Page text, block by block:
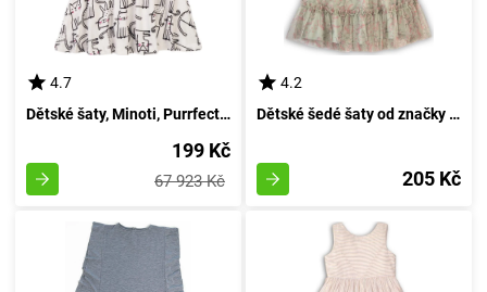
4.7
Dětské šaty, Minoti, Purrfect 4, bílé - velikost 86/92 | 18-24 měsíců
199 Kč
67 923 Kč
4.2
Dětské šedé šaty od značky Minoti pro dívky ve věku 2-3 let - velikost 92/98
205 Kč